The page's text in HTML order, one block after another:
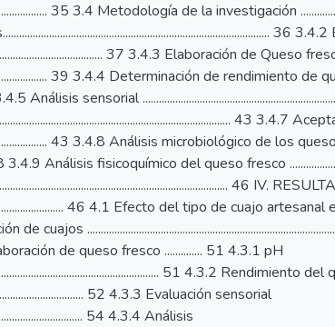
35 3.4 Metodología de la investigación
36
37 3.4.3 Elaboración de Queso
39 3.4.4 Determinación de rendimiento de
Análisis sensorial
43 3.4.7
43 3.4.8 Análisis microbiológico de los
3.4.9 Análisis fisicoquímico del queso fresco
46 IV.
46 4.1 Efecto del tipo de cuajo
cuajos
de queso fresco .............. 51 4.3.1 pH
51 4.3.2 Rendimiento
52 4.3.3 Evaluación sensorial
54 4.3.4 Análisis